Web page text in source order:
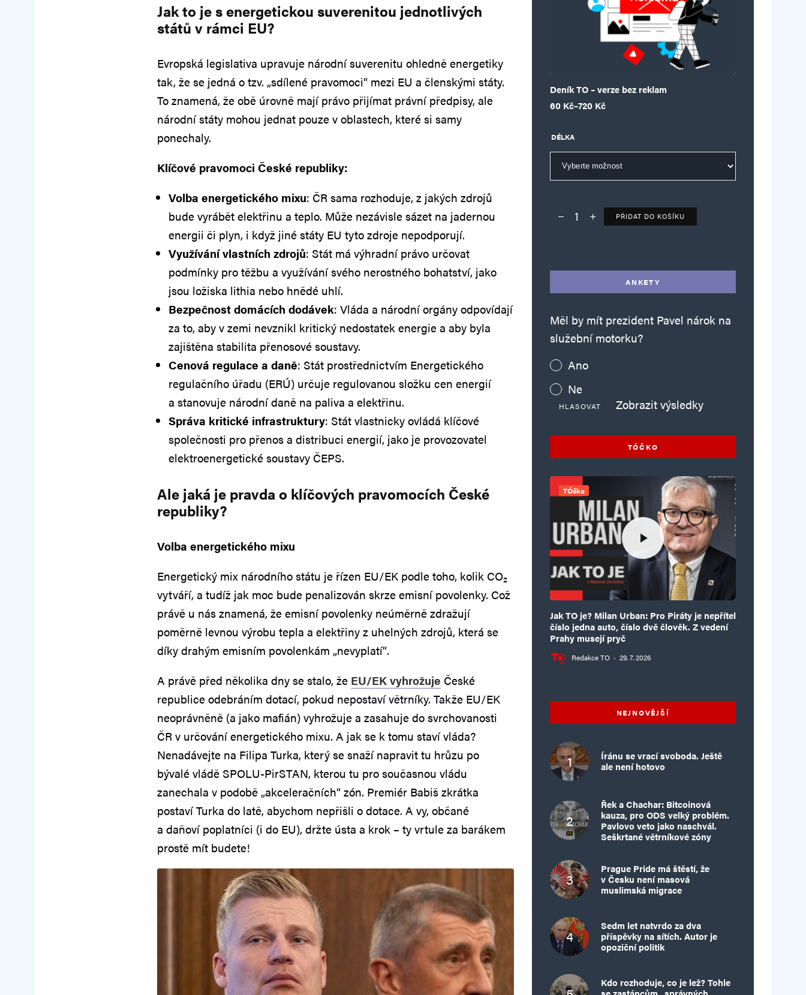
Jak to je s energetickou suverenitou jednotlivých
států v rámci EU?
Evropská legislativa upravuje národní suverenitu ohledně energetiky
tak, že se jedná o tzv. „sdílené pravomoci“ mezi EU a členskými státy.
To znamená, že obě úrovně mají právo přijímat právní předpisy, ale
národní státy mohou jednat pouze v oblastech, které si samy
ponechaly.
Klíčové pravomoci České republiky:
Volba energetického mixu: ČR sama rozhoduje, z jakých zdrojů
bude vyrábět elektřinu a teplo. Může nezávisle sázet na jadernou
energii či plyn, i když jiné státy EU tyto zdroje nepodporují.
Využívání vlastních zdrojů: Stát má výhradní právo určovat
podmínky pro těžbu a využívání svého nerostného bohatství, jako
jsou ložiska lithia nebo hnědé uhlí.
Bezpečnost domácích dodávek: Vláda a národní orgány odpovídají
za to, aby v zemi nevznikl kritický nedostatek energie a aby byla
zajištěna stabilita přenosové soustavy.
Cenová regulace a daně: Stát prostřednictvím Energetického
regulačního úřadu (ERÚ) určuje regulovanou složku cen energií
a stanovuje národní daně na paliva a elektřinu.
Správa kritické infrastruktury: Stát vlastnicky ovládá klíčové
společnosti pro přenos a distribuci energií, jako je provozovatel
elektroenergetické soustavy ČEPS.
Ale jaká je pravda o klíčových pravomocích České
republiky?
Volba energetického mixu
Energetický mix národního státu je řízen EU/EK podle toho, kolik CO₂
vytváří, a tudíž jak moc bude penalizován skrze emisní povolenky. Což
právě u nás znamená, že emisní povolenky neúměrně zdražují
poměrně levnou výrobu tepla a elektřiny z uhelných zdrojů, která se
díky drahým emisním povolenkám „nevyplatí“.
A právě před několika dny se stalo, že EU/EK vyhrožuje České
republice odebráním dotací, pokud nepostaví větrníky. Takže EU/EK
neoprávněně (a jako mafián) vyhrožuje a zasahuje do svrchovanosti
ČR v určování energetického mixu. A jak se k tomu staví vláda?
Nenadávejte na Filipa Turka, který se snaží napravit tu hrůzu po
bývalé vládě SPOLU-PirSTAN, kterou tu pro současnou vládu
zanechala v podobě „akceleračních“ zón. Premiér Babiš zkrátka
postaví Turka do latě, abychom nepřišli o dotace. A vy, občané
a daňoví poplatníci (i do EU), držte ústa a krok – ty vrtule za barákem
prostě mít budete!
Deník TO – verze bez reklam
60 Kč–720 Kč
Rozpětí cen: 60 Kč až 720 Kč
DÉLKA
Deník TO – verze bez reklam množství
PŘIDAT DO KOŠÍKU
ANKETY
Měl by mít prezident Pavel nárok na
služební motorku?
Ano
Ne
HLASOVAT Zobrazit výsledky
TÓČKO
TÓčko
Jak TO je? Milan Urban: Pro Piráty je nepřítel
číslo jedna auto, číslo dvě člověk. Z vedení
Prahy musejí pryč
Redakce TO · 29. 7. 2026
NEJNOVĚJŠÍ
Íránu se vrací svoboda. Ještě
ale není hotovo
Řek a Chachar: Bitcoinová
kauza, pro ODS velký problém.
Pavlovo veto jako naschvál.
Seškrtané větrníkové zóny
Prague Pride má štěstí, že
v Česku není masová
muslimská migrace
Sedm let natvrdo za dva
příspěvky na sítích. Autor je
opoziční politik
Kdo rozhoduje, co je lež? Tohle